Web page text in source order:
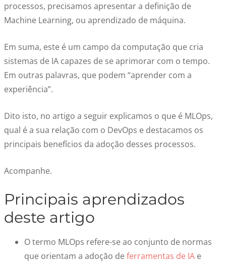
processos, precisamos apresentar a definição de
Machine Learning, ou aprendizado de máquina.
Em suma, este é um campo da computação que cria
sistemas de IA capazes de se aprimorar com o tempo.
Em outras palavras, que podem “aprender com a
experiência”.
Dito isto, no artigo a seguir explicamos o que é MLOps,
qual é a sua relação com o DevOps e destacamos os
principais benefícios da adoção desses processos.
Acompanhe.
Principais aprendizados
deste artigo
O termo MLOps refere-se ao conjunto de normas
que orientam a adoção deferramentas de IA e